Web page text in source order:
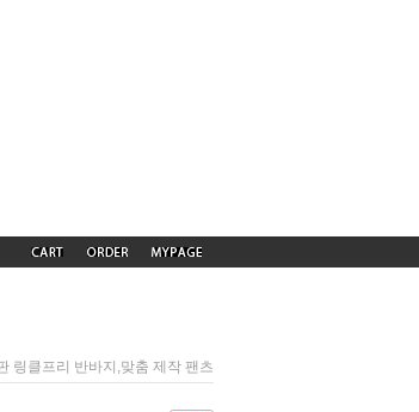
링클프리 반바지,맞춤 제작 팬츠